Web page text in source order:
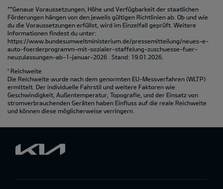
**Genaue Voraussetzungen, Höhe und Verfügbarkeit der staatlichen
Förderungen hängen von den jeweils gültigen Richtlinien ab. Ob und wie
du die Voraussetzungen erfüllst, wird im Einzelfall geprüft. Weitere
Informationen findest du unter:
https://www.bundesumweltministerium.de/pressemitteilung/neues-e-
auto-foerderprogramm-mit-sozialer-staffelung-zuschuesse-fuer-
neuzulassungen-ab-1-januar-2026 . Stand: 19.01.2026.
¹ Reichweite
Die Reichweite wurde nach dem genormten EU-Messverfahren (WLTP)
ermittelt. Der individuelle Fahrstil und weitere Faktoren wie
Geschwindigkeit, Außentemperatur, Topografie‚ und der Einsatz von
stromverbrauchenden Geräten haben Einfluss auf die reale Reichweite
und können diese möglicherweise verringern.